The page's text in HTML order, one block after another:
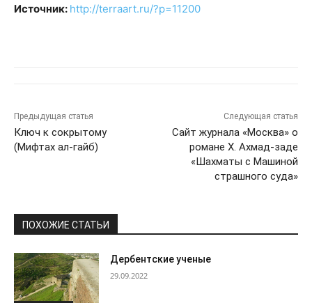
Источник: http://terraart.ru/?p=11200
Предыдущая статья
Ключ к сокрытому
(Мифтах ал-гайб)
Следующая статья
Сайт журнала «Москва» о
романе Х. Ахмад-заде
«Шахматы с Машиной
страшного суда»
ПОХОЖИЕ СТАТЬИ
Дербентские ученые
29.09.2022